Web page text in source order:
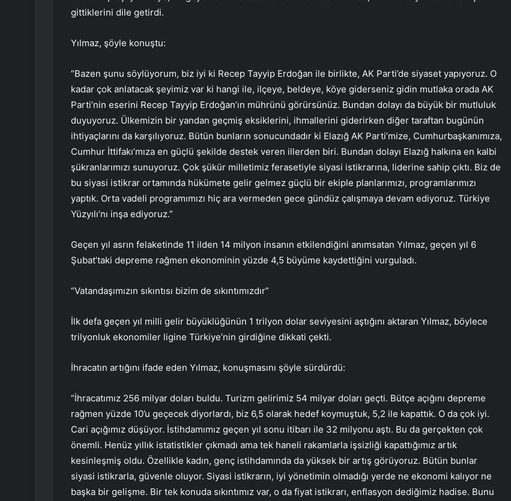
gittiklerini dile getirdi.
Yılmaz, şöyle konuştu:
“Bazen şunu söylüyorum, biz iyi ki Recep Tayyip Erdoğan ile birlikte, AK Parti’de siyaset yapıyoruz. O
kadar çok anlatacak şeyimiz var ki hangi ile, ilçeye, beldeye, köye giderseniz gidin mutlaka orada AK
Parti’nin eserini Recep Tayyip Erdoğan’ın mührünü görürsünüz. Bundan dolayı da büyük bir mutluluk
duyuyoruz. Ülkemizin bir yandan geçmiş eksiklerini, ihmallerini giderirken diğer taraftan bugünün
ihtiyaçlarını da karşılıyoruz. Bütün bunların sonucundadır ki Elazığ AK Parti’mize, Cumhurbaşkanımıza,
Cumhur İttifakı’mıza en güçlü şekilde destek veren illerden biri. Bundan dolayı Elazığ halkına en kalbi
şükranlarımızı sunuyoruz. Çok şükür milletimiz ferasetiyle siyasi istikrarına, liderine sahip çıktı. Biz de
bu siyasi istikrar ortamında hükümete gelir gelmez güçlü bir ekiple planlarımızı, programlarımızı
yaptık. Orta vadeli programımızı hiç ara vermeden gece gündüz çalışmaya devam ediyoruz. Türkiye
Yüzyılı’nı inşa ediyoruz.”
Geçen yıl asrın felaketinde 11 ilden 14 milyon insanın etkilendiğini anımsatan Yılmaz, geçen yıl 6
Şubat’taki depreme rağmen ekonominin yüzde 4,5 büyüme kaydettiğini vurguladı.
“Vatandaşımızın sıkıntısı bizim de sıkıntımızdır”
İlk defa geçen yıl milli gelir büyüklüğünün 1 trilyon dolar seviyesini aştığını aktaran Yılmaz, böylece
trilyonluk ekonomiler ligine Türkiye’nin girdiğine dikkati çekti.
İhracatın artığını ifade eden Yılmaz, konuşmasını şöyle sürdürdü:
“İhracatımız 256 milyar doları buldu. Turizm gelirimiz 54 milyar doları geçti. Bütçe açığını depreme
rağmen yüzde 10’u geçecek diyorlardı, biz 6,5 olarak hedef koymuştuk, 5,2 ile kapattık. O da çok iyi.
Cari açığımız düşüyor. İstihdamımız geçen yıl sonu itibarı ile 32 milyonu aştı. Bu da gerçekten çok
önemli. Henüz yıllık istatistikler çıkmadı ama tek haneli rakamlarla işsizliği kapattığımız artık
kesinleşmiş oldu. Özellikle kadın, genç istihdamında da yüksek bir artış görüyoruz. Bütün bunlar
siyasi istikrarla, güvenle oluyor. Siyasi istikrarın, iyi yönetimin olmadığı yerde ne ekonomi kalıyor ne
başka bir gelişme. Bir tek konuda sıkıntımız var, o da fiyat istikrarı, enflasyon dediğimiz hadise. Bunu